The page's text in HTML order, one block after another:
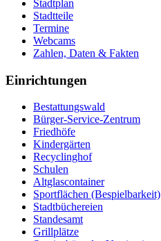
Stadtplan
Stadtteile
Termine
Webcams
Zahlen, Daten & Fakten
Einrichtungen
Bestattungswald
Bürger-Service-Zentrum
Friedhöfe
Kindergärten
Recyclinghof
Schulen
Altglascontainer
Sportflächen (Bespielbarkeit)
Stadtbüchereien
Standesamt
Grillplätze